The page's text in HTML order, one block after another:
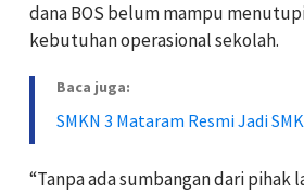
dana BOS belum mampu
kebutuhan operasional sekolah.
Baca juga:
SMKN 3 Mataram Resmi Jadi
“Tanpa ada sumbangan dari pihak